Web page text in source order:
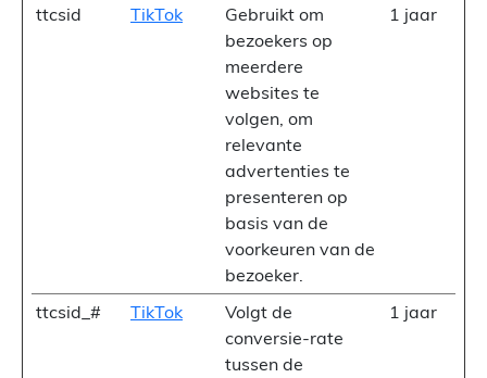
ttcsid TikTok
Gebruikt om
bezoekers op
meerdere
websites te
volgen, om
relevante
advertenties te
presenteren op
basis van de
voorkeuren van de
bezoeker.
1 jaar
ttcsid_# TikTok
Volgt de
conversie-rate
tussen de
1 jaar